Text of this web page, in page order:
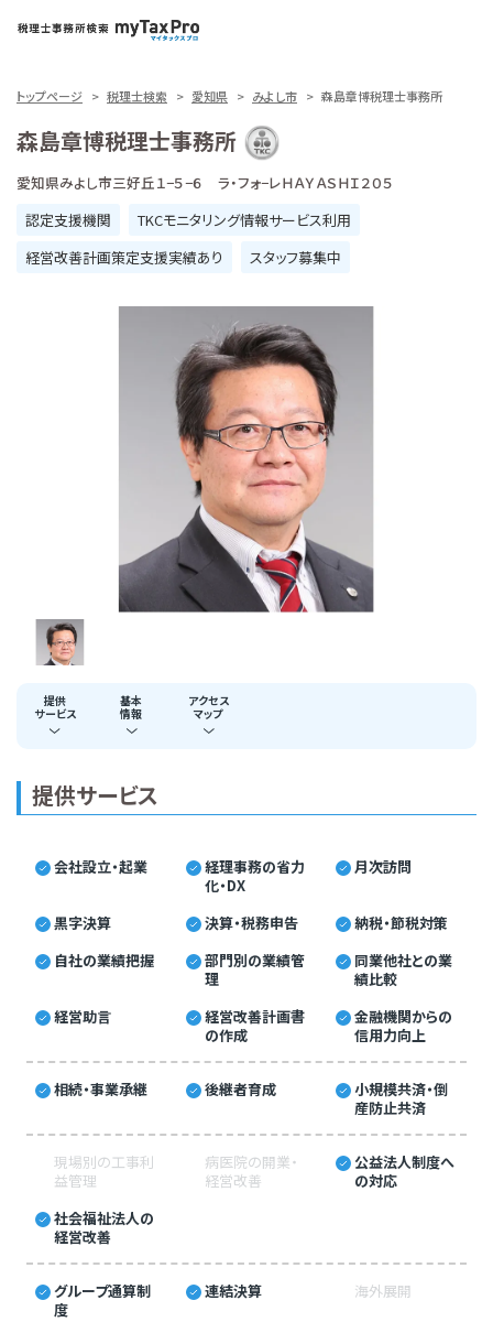
トップページ 税理士検索 愛知県 みよし市 森島章博税理士事務所
森島章博税理士事務所
愛知県みよし市三好丘１−５−６ ラ・フォ−レＨＡＹＡＳＨＩ２０５
認定支援機関
TKCモニタリング情報サービス利用
経営改善計画策定支援実績あり
スタッフ募集中
提供
サービス
基本
情報
アクセス
マップ
提供サービス
会社設立・起業
経理事務の省力
化・DX
月次訪問
黒字決算 決算・税務申告
納税・節税対策
自社の業績把握
部門別の業績管
理
同業他社との業
績比較
経営助言
経営改善計画書
の作成
金融機関からの
信用力向上
相続・事業承継 後継者育成
小規模共済・倒
産防止共済
現場別の工事利
益管理
病医院の開業・
経営改善
公益法人制度へ
の対応
社会福祉法人の
経営改善
グループ通算制
度
連結決算 海外展開